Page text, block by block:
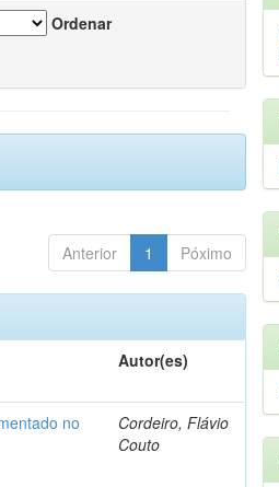
Ordenar
Anterior 1 Póximo
Autor(es)
no
Cordeiro, Flávio
Couto